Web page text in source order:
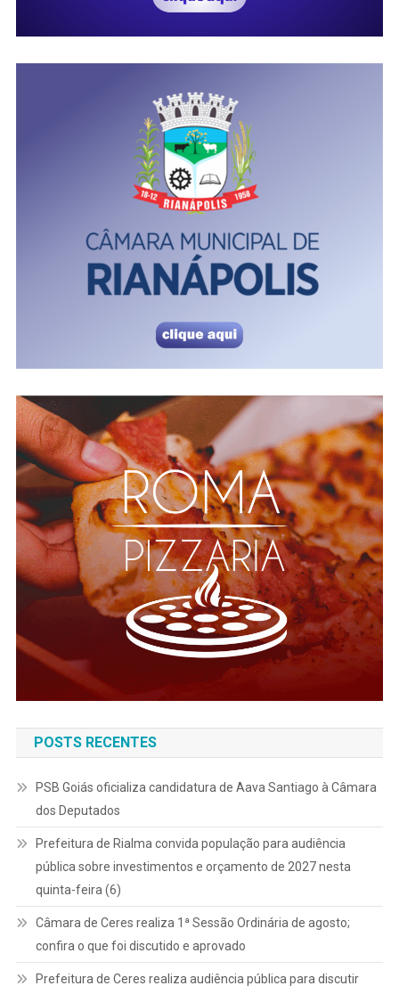
POSTS RECENTES
PSB Goiás oficializa candidatura de Aava Santiago à Câmara
dos Deputados
Prefeitura de Rialma convida população para audiência
pública sobre investimentos e orçamento de 2027 nesta
quinta-feira (6)
Câmara de Ceres realiza 1ª Sessão Ordinária de agosto;
confira o que foi discutido e aprovado
Prefeitura de Ceres realiza audiência pública para discutir